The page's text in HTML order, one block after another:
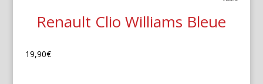
Renault Clio Williams Bleue
19,90€